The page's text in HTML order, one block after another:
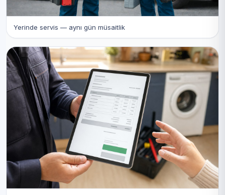
Yerinde servis — aynı gün müsaitlik